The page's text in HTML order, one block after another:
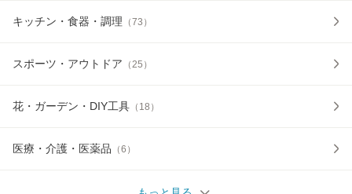
キッチン・食器・調理 （73 ）
スポーツ・アウトドア （25 ）
花・ガーデン・DIY工具 （ 18 ）
医療・介護・医薬品 （6 ）